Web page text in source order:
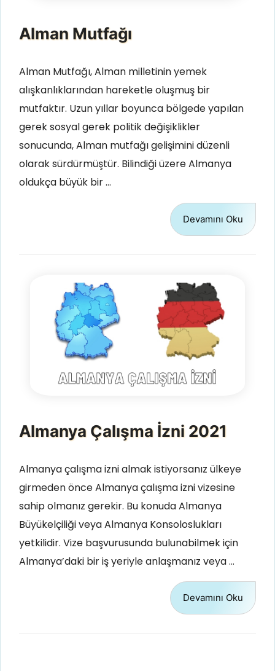
Alman Mutfağı
Alman Mutfağı, Alman milletinin yemek
alışkanlıklarından hareketle oluşmuş bir
mutfaktır. Uzun yıllar boyunca bölgede yapılan
gerek sosyal gerek politik değişiklikler
sonucunda, Alman mutfağı gelişimini düzenli
olarak sürdürmüştür. Bilindiği üzere Almanya
oldukça büyük bir …
Devamını Oku
Almanya Çalışma İzni 2021
Almanya çalışma izni almak istiyorsanız ülkeye
girmeden önce Almanya çalışma izni vizesine
sahip olmanız gerekir. Bu konuda Almanya
Büyükelçiliği veya Almanya Konsoloslukları
yetkilidir. Vize başvurusunda bulunabilmek için
Almanya’daki bir iş yeriyle anlaşmanız veya …
Devamını Oku